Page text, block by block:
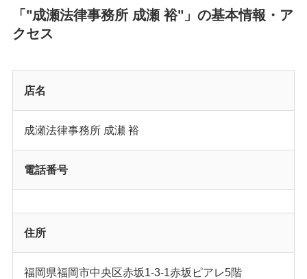
「"成瀬法律事務所 成瀬 裕"」の基本情報・ア
クセス
店名
成瀬法律事務所 成瀬 裕
電話番号
住所
福岡県福岡市中央区赤坂1-3-1赤坂ピアレ5階